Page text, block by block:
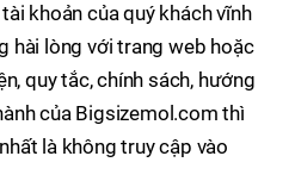
khoản của quý khách vĩnh
hài lòng với trang web hoặc
quy tắc, chính sách, hướng
của Bigsizemol.com thì
là không truy cập vào